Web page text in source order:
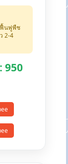
ฟื้นฟูพืช
2-4
950